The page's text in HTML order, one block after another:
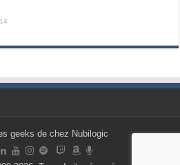
geeks de chez Nubilogic